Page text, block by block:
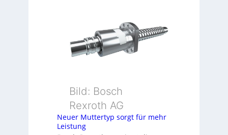
s
m
e
n
u
g
e
b
k
m
b
Bild: Bosch
Rexroth AG
Neuer Muttertyp sorgt für mehr
Leistung